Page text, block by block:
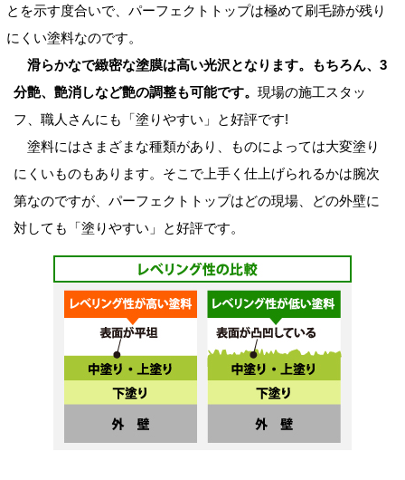
とを示す度合いで、パーフェクトトップは極めて刷毛跡が残り
にくい塗料なのです。
滑らかなで緻密な塗膜は高い光沢となります。もちろん、3
分艶、艶消しなど艶の調整も可能です。 現場の施工スタッ
フ、職人さんにも「塗りやすい」と好評です!
塗料にはさまざまな種類があり、ものによっては大変塗り
にくいものもあります。そこで上手く仕上げられるかは腕次
第なのですが、パーフェクトトップはどの現場、どの外壁に
対しても「塗りやすい」と好評です。